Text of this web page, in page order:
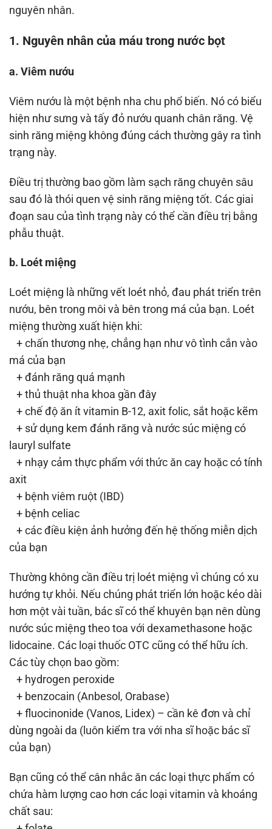
nguyên nhân.
1. Nguyên nhân của máu trong nước bọt
a. Viêm nướu
Viêm nướu là một bệnh nha chu phổ biến. Nó có biểu
hiện như sưng và tấy đỏ nướu quanh chân răng. Vệ
sinh răng miệng không đúng cách thường gây ra tình
trạng này.
Điều trị thường bao gồm làm sạch răng chuyên sâu
sau đó là thói quen vệ sinh răng miệng tốt. Các giai
đoạn sau của tình trạng này có thể cần điều trị bằng
phẫu thuật.
b. Loét miệng
Loét miệng là những vết loét nhỏ, đau phát triển trên
nướu, bên trong môi và bên trong má của bạn. Loét
miệng thường xuất hiện khi:
+ chấn thương nhẹ, chẳng hạn như vô tình cắn vào
má của bạn
+ đánh răng quá mạnh
+ thủ thuật nha khoa gần đây
+ chế độ ăn ít vitamin B-12, axit folic, sắt hoặc kẽm
+ sử dụng kem đánh răng và nước súc miệng có
lauryl sulfate
+ nhạy cảm thực phẩm với thức ăn cay hoặc có tính
axit
+ bệnh viêm ruột (IBD)
+ bệnh celiac
+ các điều kiện ảnh hưởng đến hệ thống miễn dịch
của bạn
Thường không cần điều trị loét miệng vì chúng có xu
hướng tự khỏi. Nếu chúng phát triển lớn hoặc kéo dài
hơn một vài tuần, bác sĩ có thể khuyên bạn nên dùng
nước súc miệng theo toa với dexamethasone hoặc
lidocaine. Các loại thuốc OTC cũng có thể hữu ích.
Các tùy chọn bao gồm:
+ hydrogen peroxide
+ benzocain (Anbesol, Orabase)
+ fluocinonide (Vanos, Lidex) – cần kê đơn và chỉ
dùng ngoài da (luôn kiểm tra với nha sĩ hoặc bác sĩ
của bạn)
Bạn cũng có thể cân nhắc ăn các loại thực phẩm có
chứa hàm lượng cao hơn các loại vitamin và khoáng
chất sau: